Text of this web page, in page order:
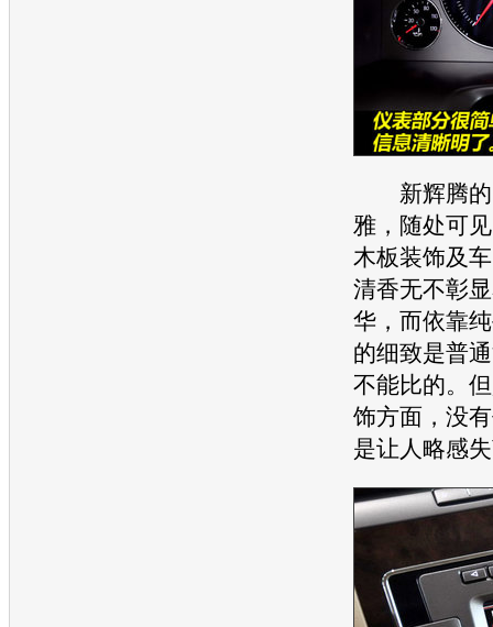
新辉腾
雅，随处可
木板装饰及
清香无不彰
华，而依靠
的细致是普
不能比的。
饰方面，没
是让人略感